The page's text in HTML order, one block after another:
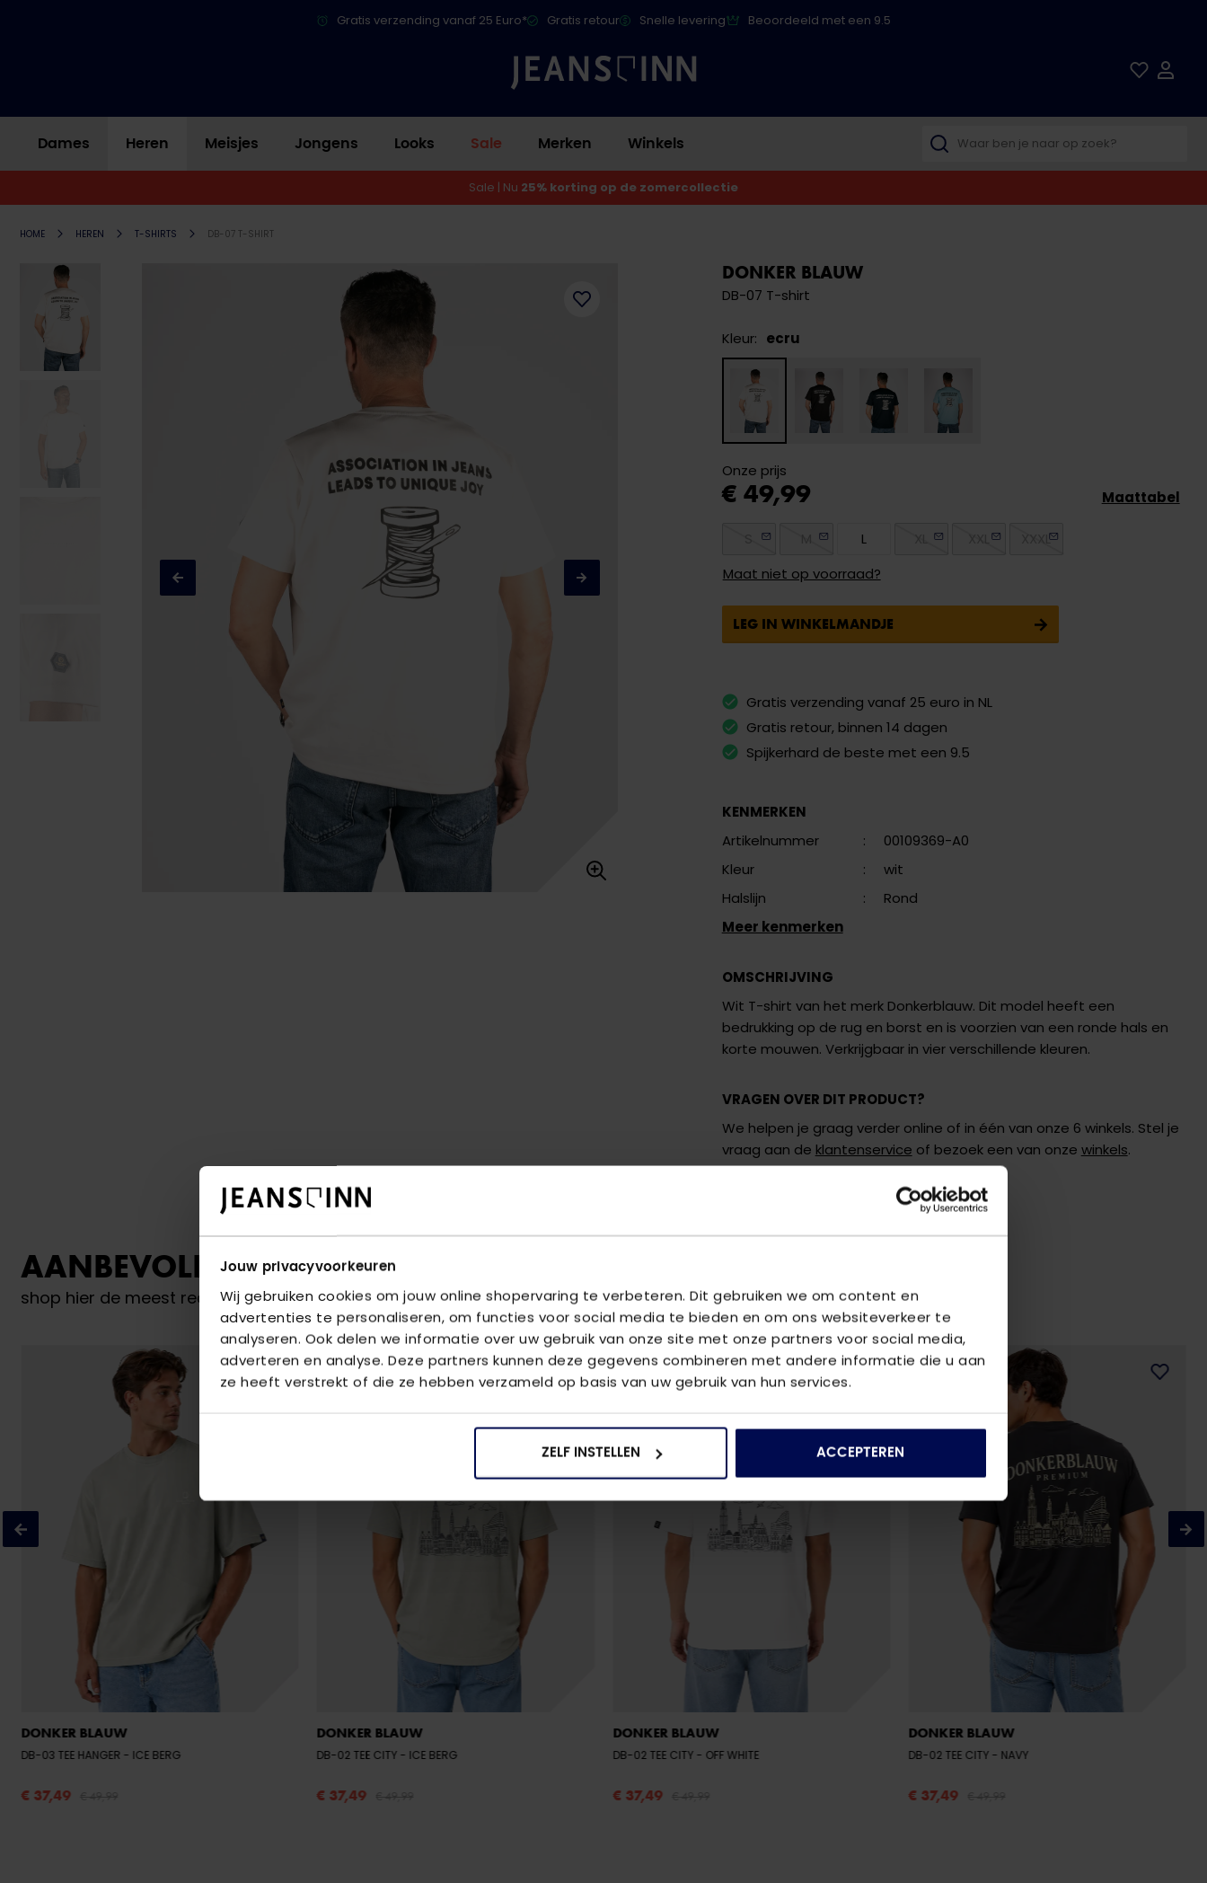
Jouw privacyvoorkeuren
Wij gebruiken cookies om jouw online shopervaring te verbeteren. Dit gebruiken we om content en
advertenties te personaliseren, om functies voor social media te bieden en om ons websiteverkeer te
analyseren. Ook delen we informatie over uw gebruik van onze site met onze partners voor social media,
adverteren en analyse. Deze partners kunnen deze gegevens combineren met andere informatie die u aan
ze heeft verstrekt of die ze hebben verzameld op basis van uw gebruik van hun services.
ZELF INSTELLEN ACCEPTEREN
Gratis verzending vanaf 25 Euro* Gratis retour Snelle levering Beoordeeld met een 9.5
Dames Heren Meisjes Jongens Looks Sale Merken Winkels
Sale | Nu 25% korting op de zomercollectie
HOME HEREN T-SHIRTS DB-07 T-SHIRT
DONKER BLAUW
DB-07 T-shirt
Kleur: ecru
Onze prijs
€ 49,99
L
XXXL
Maat niet op voorraad?
Maattabel
LEG IN WINKELMANDJE
Gratis verzending vanaf 25 euro in NL
Gratis retour, binnen 14 dagen
Spijkerhard de beste met een 9.5
KENMERKEN
Artikelnummer
:
00109369-A0
Kleur
:
wit
Halslijn
:
Rond
Meer kenmerken
OMSCHRIJVING
Wit T-shirt van het merk Donkerblauw. Dit model heeft een
bedrukking op de rug en borst en is voorzien van een ronde hals en
korte mouwen. Verkrijgbaar in vier verschillende kleuren.
VRAGEN OVER DIT PRODUCT?
We helpen je graag verder online of in één van onze 6 winkels. Stel je
vraag aan de klantenservice of bezoek een van onze winkels.
AANBEVOLEN VOOR JOU
shop hier de meest recente items van Donker Blauw
DONKER BLAUW
DB-03 TEE HANGER - ICE BERG
€ 37,49
DONKER BLAUW
DB-02 TEE CITY - ICE BERG
€ 37,49
DONKER BLAUW
DB-02 TEE CITY - OFF WHITE
€ 37,49
DONKER BLAUW
DB-02 TEE CITY - NAVY
€ 37,49